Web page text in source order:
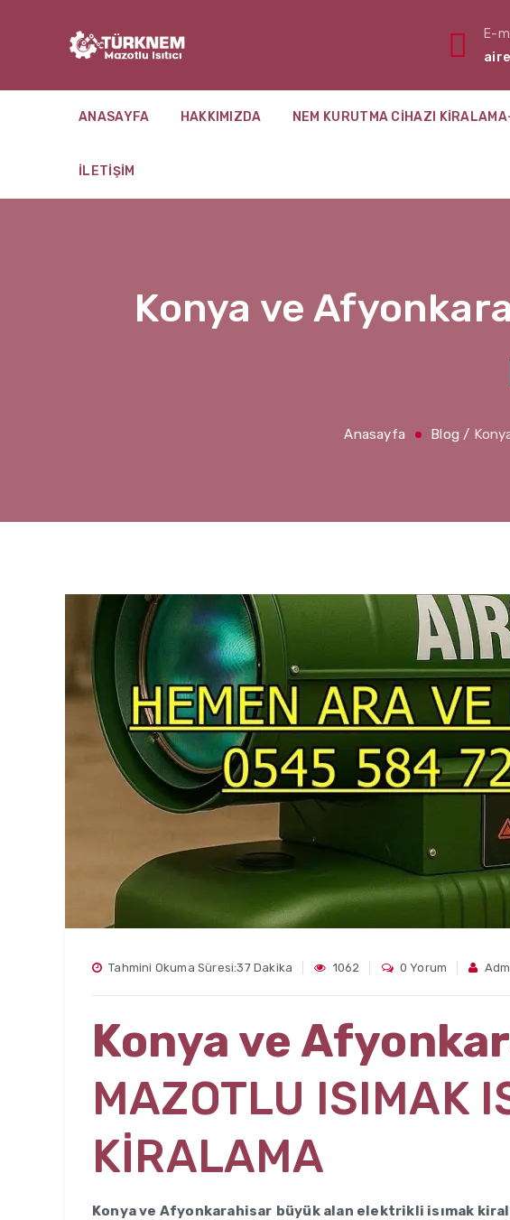
E-
ANASAYFA HAKKIMIZDA NEM KURUTMA CIHAZI
İLETIŞIM
Konya ve
Anasayfa Blog /
Tahmini Okuma Süresi:37 Dakika 1062 0 Yorum
Konya ve
MAZOTLU ISIMAK
KİRALAMA
Konya ve Afyonkarahisar büyük alan elektrikli isımak